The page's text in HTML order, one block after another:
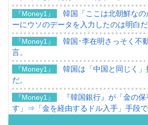
『Money1』
韓国「ここは北朝鮮な
ーにウソのデータを入力したのは明白だ
『Money1』
韓国･李在明さっそく不
言。
『Money1』
韓国は「中国と同じく」
だ。
『Money1』
『韓国銀行』が「金の
す」⇒「金を経由するドル入手」手段